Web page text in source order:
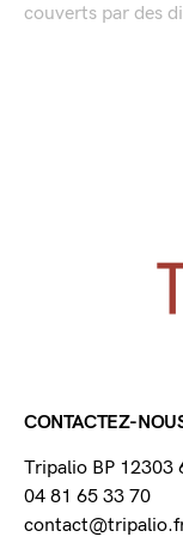
couverts par des
CONTACTEZ-
Tripalio BP 12303
04 81 65 33 70